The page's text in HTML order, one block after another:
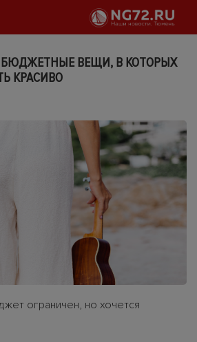
БЮДЖЕТНЫЕ ВЕЩИ, В КОТОРЫХ
КРАСИВО
ограничен, но хочется